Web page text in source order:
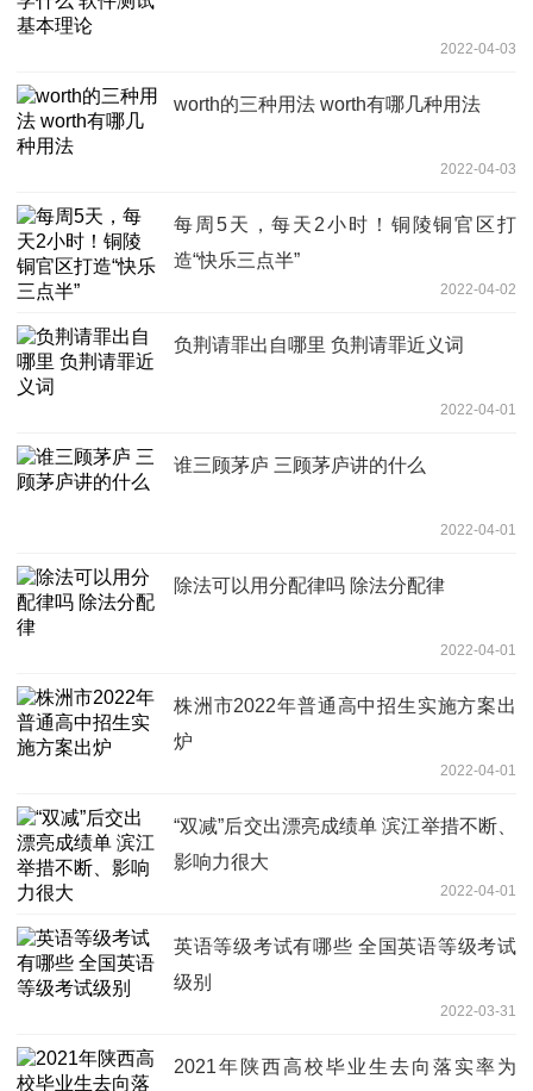
2022-04-03
worth的三种用法 worth有哪几种用法
2022-04-03
每周5天，每天2小时！铜陵铜官区打
造“快乐三点半”
2022-04-02
负荆请罪出自哪里 负荆请罪近义词
2022-04-01
谁三顾茅庐 三顾茅庐讲的什么
2022-04-01
除法可以用分配律吗 除法分配律
2022-04-01
株洲市2022年普通高中招生实施方案出
炉
2022-04-01
“双减”后交出漂亮成绩单 滨江举措不断、
影响力很大
2022-04-01
英语等级考试有哪些 全国英语等级考试
级别
2022-03-31
2021年陕西高校毕业生去向落实率为